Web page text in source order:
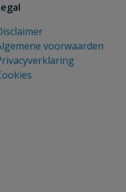
voorwaarden